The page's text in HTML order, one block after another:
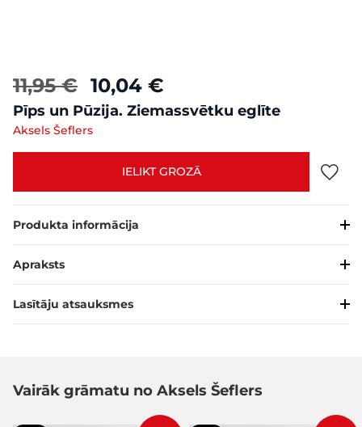
11,95 € 10,04 €
Pīps un Pūzija. Ziemassvētku eglīte
Aksels Šeflers
IELIKT GROZĀ
Produkta informācija
Apraksts
Lasītāju atsauksmes
Vairāk grāmatu no Aksels Šeflers